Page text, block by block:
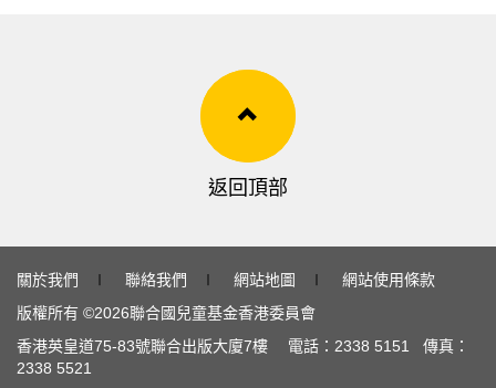
返回頂部
關於我們 ∣ 聯絡我們 ∣ 網站地圖 ∣
網站使用條款
版權所有 ©2026聯合國兒童基金香港委員會
香港英皇道75-83號聯合出版大廈7樓 電話： 2338 5151
傳真：
2338 5521